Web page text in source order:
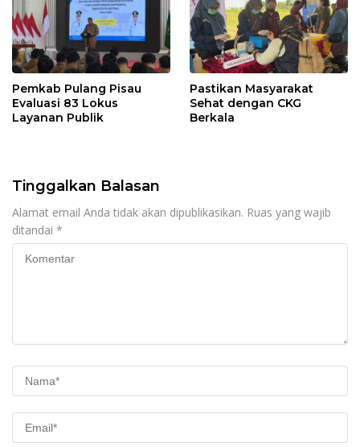
Pemkab Pulang Pisau
Evaluasi 83 Lokus
Layanan Publik
Pastikan Masyarakat
Sehat dengan CKG
Berkala
Tinggalkan Balasan
Alamat email Anda tidak akan dipublikasikan. Ruas yang wajib
ditandai *